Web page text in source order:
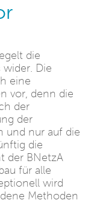
die
Die
eine
vor, denn die
der
der
und nur auf die
die
der BNetzA
für alle
wird
Methoden